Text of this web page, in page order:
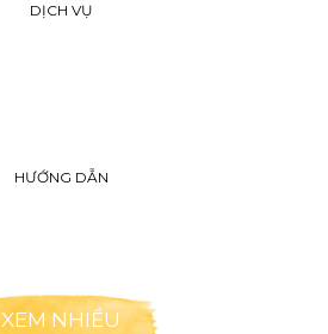
DỊCH VỤ
HƯỚNG DẪN
XEM NHIỀU